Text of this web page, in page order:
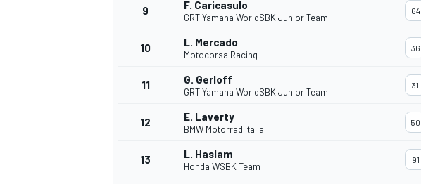
9 F. Caricasulo
GRT Yamaha WorldSBK Junior Team
64
10 L. Mercado
Motocorsa Racing
36
11 G. Gerloff
GRT Yamaha WorldSBK Junior Team
31
12 E. Laverty
BMW Motorrad Italia
50
13 L. Haslam
Honda WSBK Team
91